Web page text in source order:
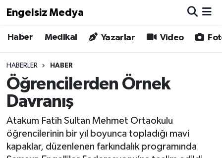
Engelsiz Medya
Haber Medikal Yazarlar Video
HABERLER HABER
Öğrencilerden Örnek
Davranış
Atakum Fatih Sultan Mehmet Ortaokulu
öğrencilerinin bir yıl boyunca topladığı mavi
kapaklar, düzenlenen farkındalık programında
Haber
Medikal
Yönetim Kurulu
Biz Buradayız
Hava Durumu
Trafik Durumu
Süper Lig Puan Durumu ve Fikstür
Son Dakika Haberleri